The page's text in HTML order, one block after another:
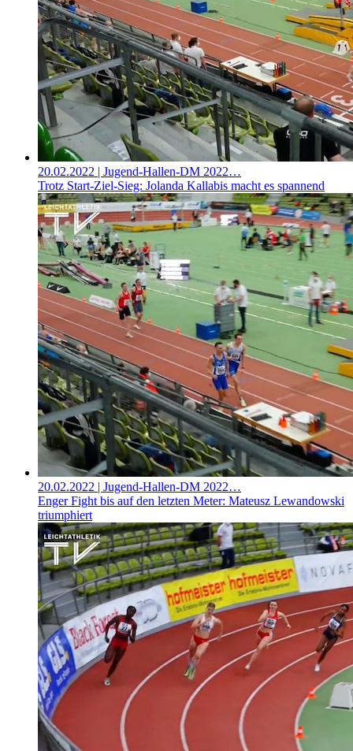
20.02.2022 | Jugend-Hallen-DM 2022…
Trotz Start-Ziel-Sieg: Jolanda Kallabis macht es spannend
20.02.2022 | Jugend-Hallen-DM 2022…
Enger Fight bis auf den letzten Meter: Mateusz Lewandowski
triumphiert